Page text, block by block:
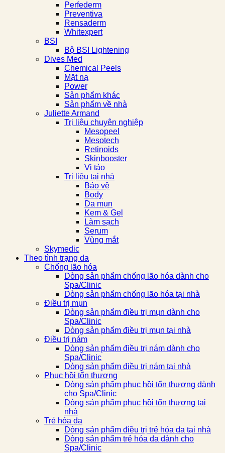
Perfederm
Preventiva
Rensaderm
Whitexpert
BSI
Bộ BSI Lightening
Dives Med
Chemical Peels
Mặt nạ
Power
Sản phẩm khác
Sản phẩm về nhà
Juliette Armand
Trị liệu chuyên nghiệp
Mesopeel
Mesotech
Retinoids
Skinbooster
Vi tảo
Trị liệu tại nhà
Bảo vệ
Body
Da mụn
Kem & Gel
Làm sạch
Serum
Vùng mắt
Skymedic
Theo tình trạng da
Chống lão hóa
Dòng sản phẩm chống lão hóa dành cho
Spa/Clinic
Dòng sản phẩm chống lão hóa tại nhà
Điều trị mụn
Dòng sản phẩm điều trị mụn dành cho
Spa/Clinic
Dòng sản phẩm điều trị mụn tại nhà
Điều trị nám
Dòng sản phẩm điều trị nám dành cho
Spa/Clinic
Dòng sản phẩm điều trị nám tại nhà
Phục hồi tổn thương
Dòng sản phẩm phục hồi tổn thương dành
cho Spa/Clinic
Dòng sản phẩm phục hồi tổn thương tại
nhà
Trẻ hóa da
Dòng sản phẩm điều trị trẻ hóa da tại nhà
Dòng sản phẩm trẻ hóa da dành cho
Spa/Clinic